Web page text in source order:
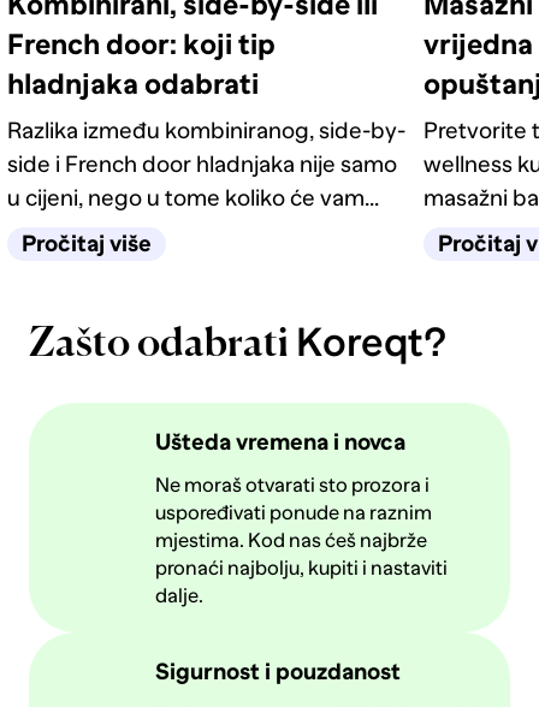
French door: koji tip
hladnjaka odabrati
Razlika između kombiniranog, side-by-
side i French door hladnjaka nije samo
u cijeni, nego u tome koliko će vam
život u kuhinji biti jednostavan
Pročitaj više
vrijedna
Pretvorite
wellness
masažni
Pročitaj
Zašto odabrati Koreqt?
Ušteda vremena i novca
Ne moraš otvarati sto prozora i
uspoređivati ponude na raznim
mjestima. Kod nas ćeš najbrže
pronaći najbolju, kupiti i nastaviti
dalje.
Sigurnost i pouzdanost